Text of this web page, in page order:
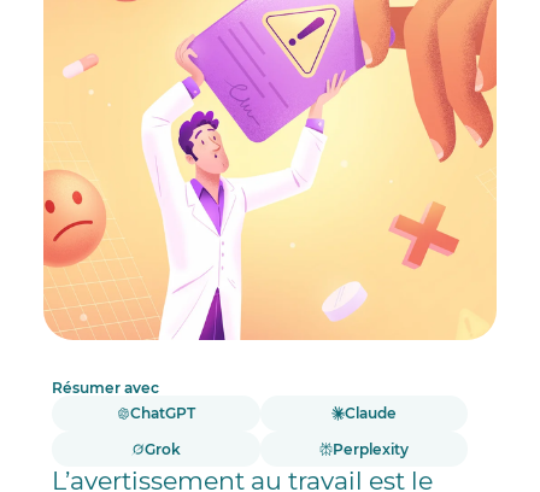
Résumer avec
ChatGPT
Claude
Grok
Perplexity
L’avertissement au travail est le
Réponses à vos questions.